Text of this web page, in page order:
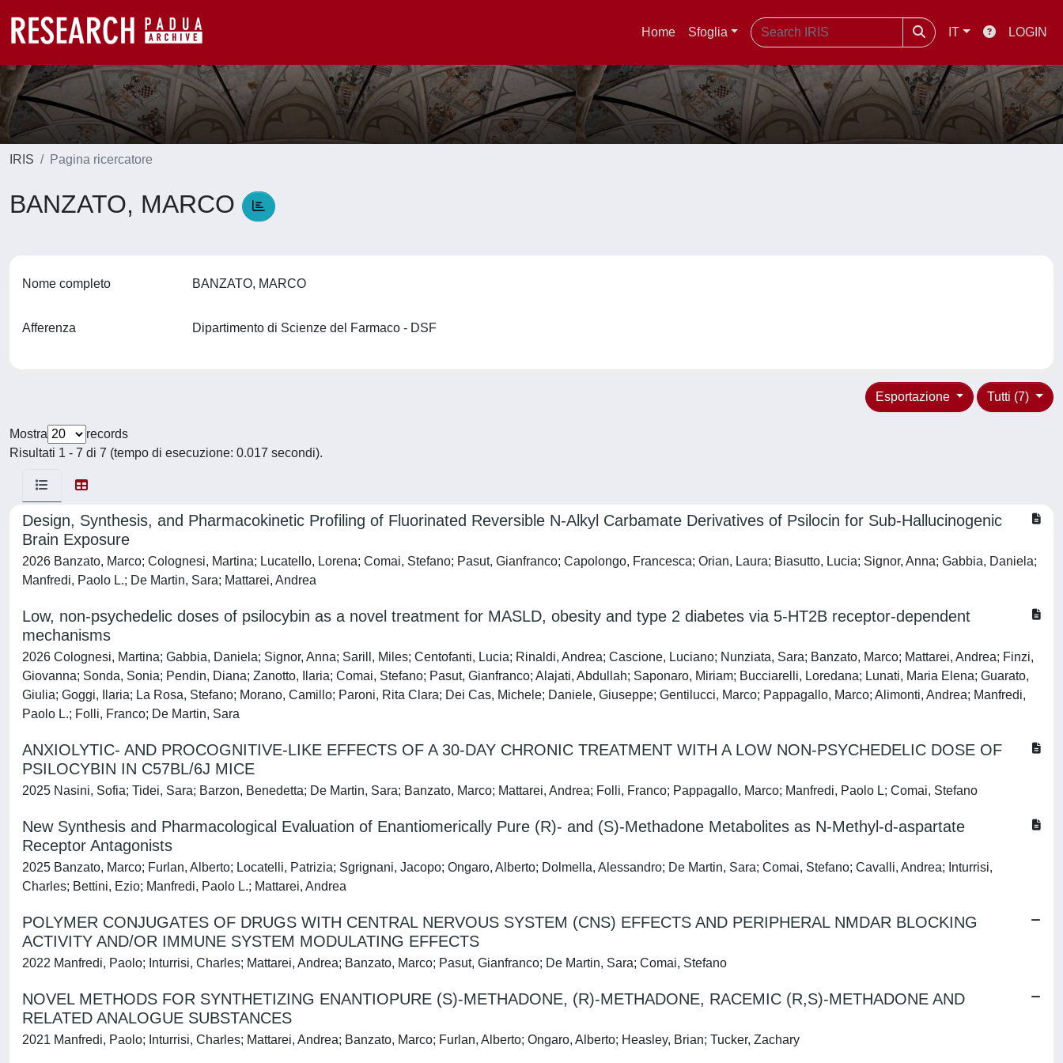
Home Sfoglia IT LOGIN
IRIS Pagina ricercatore
BANZATO, MARCO
Nome completo BANZATO, MARCO
Afferenza Dipartimento di Scienze del Farmaco - DSF
Tutti (7)
Esportazione
Mostra
records
Risultati 1 - 7 di 7 (tempo di esecuzione: 0.017 secondi).
Design, Synthesis, and Pharmacokinetic Profiling of Fluorinated Reversible N-Alkyl Carbamate Derivatives of Psilocin for Sub-Hallucinogenic
Brain Exposure
2026 Banzato, Marco; Colognesi, Martina; Lucatello, Lorena; Comai, Stefano; Pasut, Gianfranco; Capolongo, Francesca; Orian, Laura; Biasutto, Lucia; Signor, Anna; Gabbia, Daniela;
Manfredi, Paolo L.; De Martin, Sara; Mattarei, Andrea
Low, non-psychedelic doses of psilocybin as a novel treatment for MASLD, obesity and type 2 diabetes via 5-HT2B receptor-dependent
mechanisms
2026 Colognesi, Martina; Gabbia, Daniela; Signor, Anna; Sarill, Miles; Centofanti, Lucia; Rinaldi, Andrea; Cascione, Luciano; Nunziata, Sara; Banzato, Marco; Mattarei, Andrea; Finzi,
Giovanna; Sonda, Sonia; Pendin, Diana; Zanotto, Ilaria; Comai, Stefano; Pasut, Gianfranco; Alajati, Abdullah; Saponaro, Miriam; Bucciarelli, Loredana; Lunati, Maria Elena; Guarato,
Giulia; Goggi, Ilaria; La Rosa, Stefano; Morano, Camillo; Paroni, Rita Clara; Dei Cas, Michele; Daniele, Giuseppe; Gentilucci, Marco; Pappagallo, Marco; Alimonti, Andrea; Manfredi,
Paolo L.; Folli, Franco; De Martin, Sara
ANXIOLYTIC- AND PROCOGNITIVE-LIKE EFFECTS OF A 30-DAY CHRONIC TREATMENT WITH A LOW NON-PSYCHEDELIC DOSE OF
PSILOCYBIN IN C57BL/6J MICE
2025 Nasini, Sofia; Tidei, Sara; Barzon, Benedetta; De Martin, Sara; Banzato, Marco; Mattarei, Andrea; Folli, Franco; Pappagallo, Marco; Manfredi, Paolo L; Comai, Stefano
New Synthesis and Pharmacological Evaluation of Enantiomerically Pure (R)- and (S)-Methadone Metabolites as N-Methyl-d-aspartate
Receptor Antagonists
2025 Banzato, Marco; Furlan, Alberto; Locatelli, Patrizia; Sgrignani, Jacopo; Ongaro, Alberto; Dolmella, Alessandro; De Martin, Sara; Comai, Stefano; Cavalli, Andrea; Inturrisi,
Charles; Bettini, Ezio; Manfredi, Paolo L.; Mattarei, Andrea
POLYMER CONJUGATES OF DRUGS WITH CENTRAL NERVOUS SYSTEM (CNS) EFFECTS AND PERIPHERAL NMDAR BLOCKING
ACTIVITY AND/OR IMMUNE SYSTEM MODULATING EFFECTS
2022 Manfredi, Paolo; Inturrisi, Charles; Mattarei, Andrea; Banzato, Marco; Pasut, Gianfranco; De Martin, Sara; Comai, Stefano
NOVEL METHODS FOR SYNTHETIZING ENANTIOPURE (S)-METHADONE, (R)-METHADONE, RACEMIC (R,S)-METHADONE AND
RELATED ANALOGUE SUBSTANCES
2021 Manfredi, Paolo; Inturrisi, Charles; Mattarei, Andrea; Banzato, Marco; Furlan, Alberto; Ongaro, Alberto; Heasley, Brian; Tucker, Zachary